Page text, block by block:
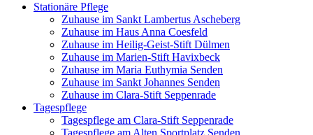
Stationäre Pflege
Zuhause im Sankt Lambertus Ascheberg
Zuhause im Haus Anna Coesfeld
Zuhause im Heilig-Geist-Stift Dülmen
Zuhause im Marien-Stift Havixbeck
Zuhause im Maria Euthymia Senden
Zuhause im Sankt Johannes Senden
Zuhause im Clara-Stift Seppenrade
Tagespflege
Tagespflege am Clara-Stift Seppenrade
Tagespflege am Alten Sportplatz Senden